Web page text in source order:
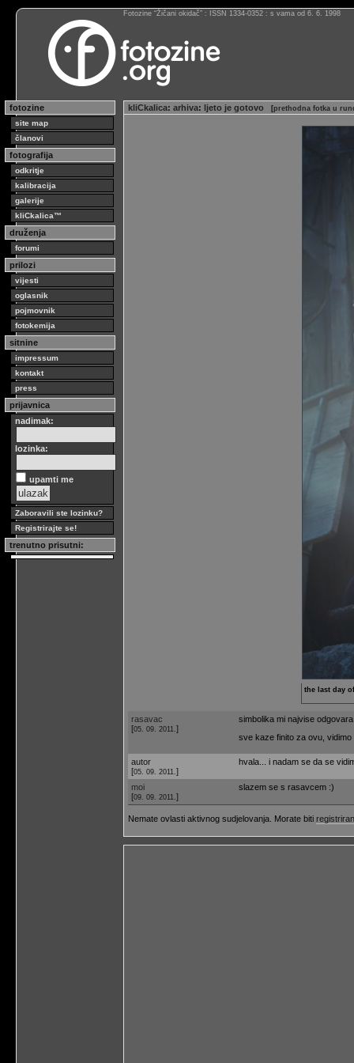
Fotozine “Žičani okidač” : ISSN 1334-0352 : s vama od 6. 6. 1998
fotozine
site map
članovi
fotografija
odkritje
kalibracija
galerije
kliCkalica™
druženja
forumi
prilozi
vijesti
oglasnik
pojmovnik
fotokemija
sitnine
impressum
kontakt
press
prijavnica
nadimak:
lozinka:
upamti me
Zaboravili ste lozinku?
Registrirajte se!
trenutno prisutni:
kliCkalica: arhiva: ljeto je gotovo [prethodna fotka u
the last day
rasavac
[05. 09. 2011. ]
simbolika mi najvise
sve kaze finito za ovu, vidimo
autor
[05. 09. 2011. ]
hvala... i nadam se da se
moi
[09. 09. 2011. ]
slazem se s rasavcem :)
Nemate ovlasti aktivnog sudjelovanja. Morate biti